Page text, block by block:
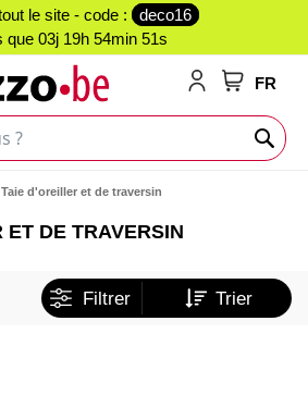
le site - code :
deco16
que 03j 19h 54min 51s
FR
Taie d'oreiller et de traversin
DE TRAVERSIN
Filtrer Trier